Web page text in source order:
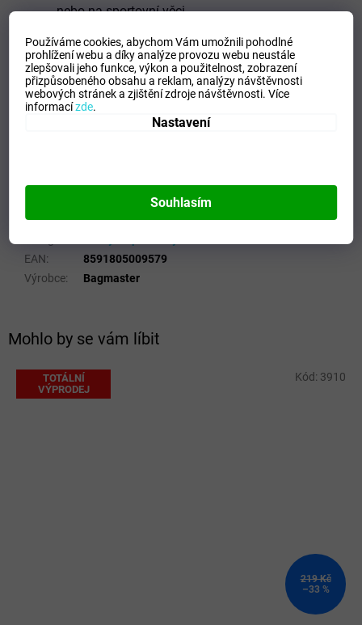
Používáme cookies, abychom Vám umožnili pohodlné
prohlížení webu a díky analýze provozu webu neustále
zlepšovali jeho funkce, výkon a použitelnost,zobrazení
přizpůsobeného obsahu a reklam, analýzy návštěvnosti
webových stránek a zjištění zdroje návštěvnosti.Více
informacízde.
Nastavení
Souhlasím
Mohlo by se vám líbit
TOTÁLNÍ
VÝPRODEJ
219 Kč
–33 %
Kód: 3910
nebo na sportovní věci
Možnost nosit jako vak na obou ramenech
TECHNICKÁ SPECIFIKACE
TŘÍDA:
Doplňkové parametry
EAN:
8591805009579
Výrobce: Bagmaster